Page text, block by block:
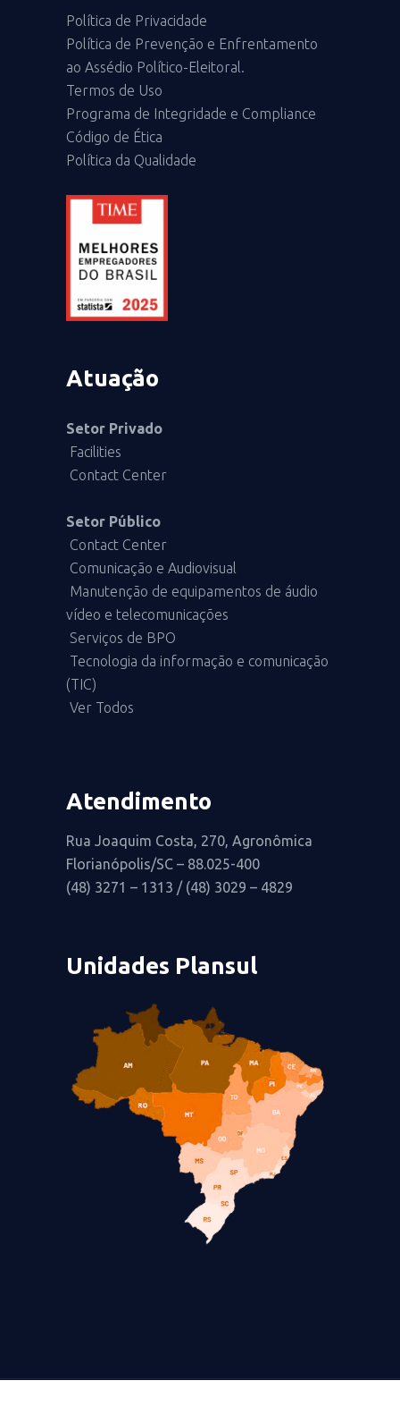
Política de Privacidade
Política de Prevenção e Enfrentamento
ao Assédio Político-Eleitoral.
Termos de Uso
Programa de Integridade e Compliance
Código de Ética
Política da Qualidade
Atuação
Setor Privado
Facilities
Contact Center
Setor Público
Contact Center
Comunicação e Audiovisual
Manutenção de equipamentos de áudio
vídeo e telecomunicações
Serviços de BPO
Tecnologia da informação e comunicação
(TIC)
Ver Todos
Atendimento
Rua Joaquim Costa, 270, Agronômica
Florianópolis/SC – 88.025-400
(48) 3271 – 1313 / (48) 3029 – 4829
Unidades Plansul